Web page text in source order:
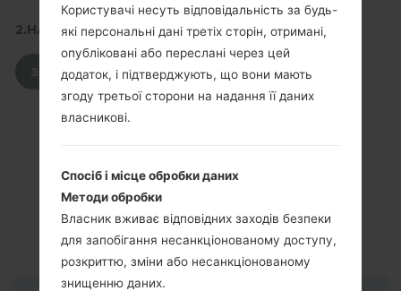
2.НАТИСНІТЬ, ЩОБ ЗАВАНТАЖИТИ
ЗАВАНТАЖИТИ
Користувачі несуть відповідальність за будь-
які персональні дані третіх сторін, отримані,
опубліковані або переслані через цей
додаток, і підтверджують, що вони мають
згоду третьої сторони на надання її даних
власникові.
Спосіб і місце обробки даних
Методи обробки
Власник вживає відповідних заходів безпеки
для запобігання несанкціонованому доступу,
розкриттю, зміни або несанкціонованому
знищенню даних.